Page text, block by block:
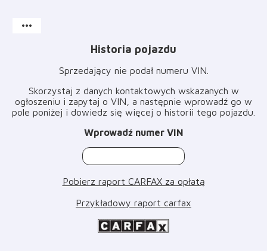
more_horiz
Historia pojazdu
Sprzedający nie podał numeru VIN
Skorzystaj z danych kontaktowych wskazanych w
ogłoszeniu i zapytaj o VIN, a następnie wprowadź go w
pole poniżej i dowiedz się więcej o historii tego pojazdu
Wprowadź numer VIN
Pobierz raport CARFAX za opłatą
Przykładowy raport carfax